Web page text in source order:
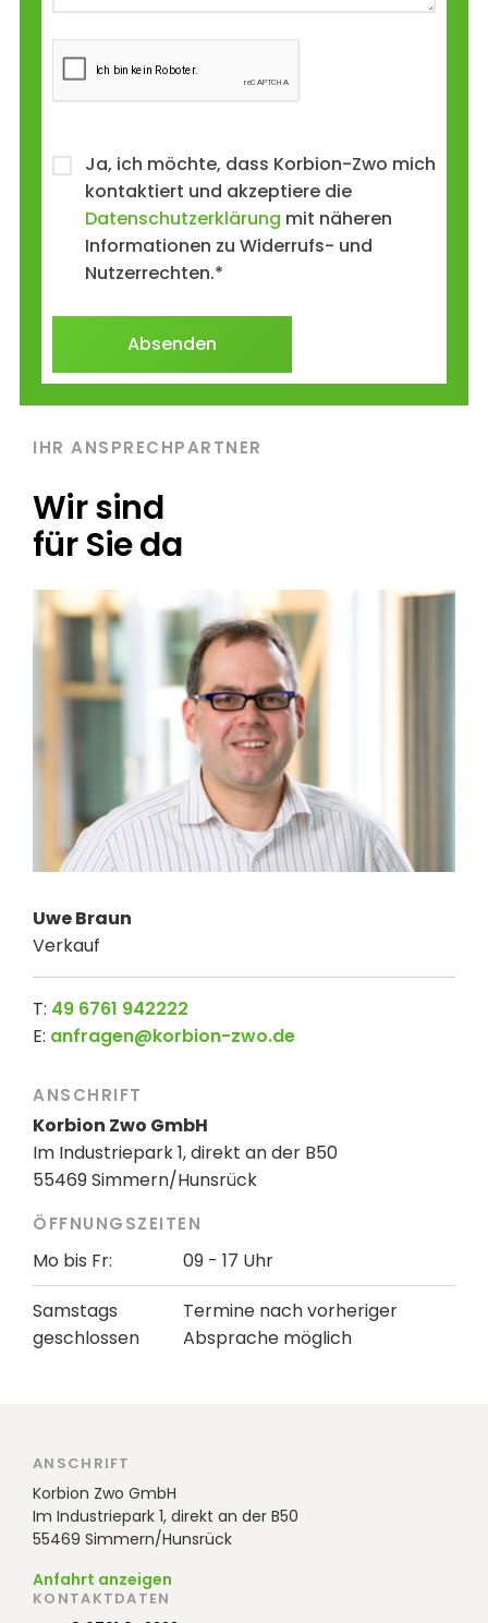
Ja, ich möchte, dass Korbion-Zwo mich
kontaktiert und akzeptiere die
Datenschutzerklärung mit näheren
Informationen zu Widerrufs- und
Nutzerrechten.*
IHR ANSPRECHPARTNER
Wir sind
für Sie da
Uwe Braun
Verkauf
T: 49 6761 942222
E: anfragen@korbion-zwo.de
ANSCHRIFT
Korbion Zwo GmbH
Im Industriepark 1, direkt an der B50
55469 Simmern/Hunsrück
ÖFFNUNGSZEITEN
Mo bis Fr:
09 - 17 Uhr
Samstags
geschlossen
Termine nach vorheriger
Absprache möglich
ANSCHRIFT
Korbion Zwo GmbH
Im Industriepark 1, direkt an der B50
55469 Simmern/Hunsrück
Anfahrt anzeigen
KONTAKTDATEN